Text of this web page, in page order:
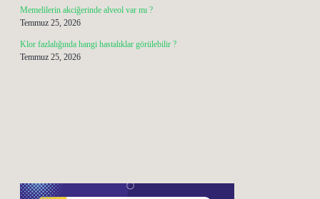
Memelilerin akciğerinde alveol var mı ?
Temmuz 25, 2026
Klor fazlalığında hangi hastalıklar görülebilir ?
Temmuz 25, 2026